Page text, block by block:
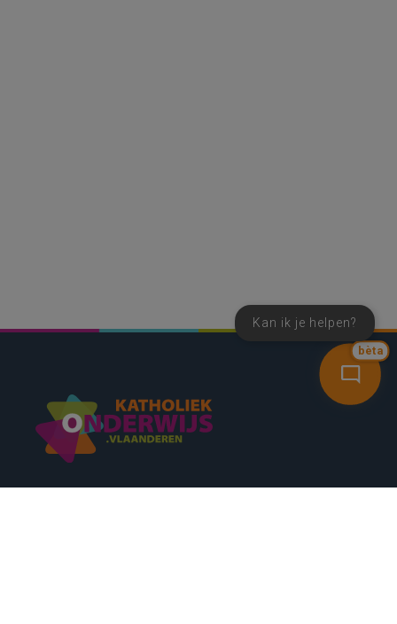
bèta
Kan ik je helpen?